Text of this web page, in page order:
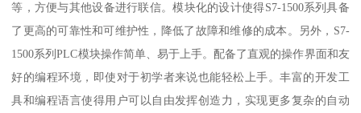
等，方便与其他设备进行联信。模块化的设计使得S7-1500系列具备
了更高的可靠性和可维护性，降低了故障和维修的成本。另外，S7-
1500系列PLC模块操作简单、易于上手。配备了直观的操作界面和友
好的编程环境，即使对于初学者来说也能轻松上手。丰富的开发工
具和编程语言使得用户可以自由发挥创造力，实现更多复杂的自动